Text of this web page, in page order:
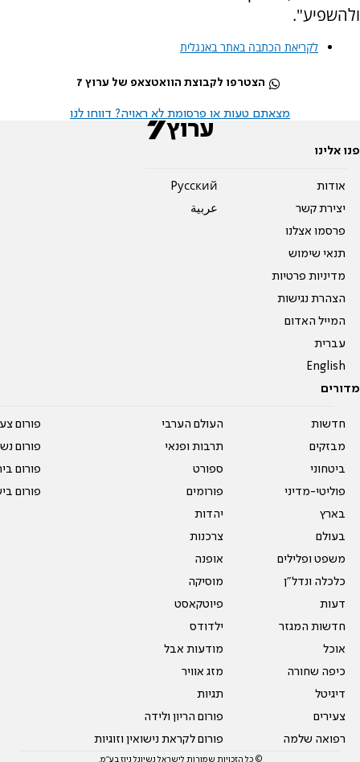
ולהשפיע".
לקריאת הכתבה באתר באנגלית
הצטרפו לקבוצת הוואטצאפ של ערוץ 7
מצאתם טעות או פרסומת לא ראויה? דווחו לנו
פנו אלינו
אודות
יצירת קשר
פרסמו אצלנו
תנאי שימוש
מדיניות פרטיות
הצהרת נגישות
המייל האדום
עברית
English
Pусский
عربية
מדורים
חדשות
מבזקים
ביטחוני
פוליטי-מדיני
בארץ
בעולם
משפט ופלילים
כלכלה ונדל"ן
דעות
חדשות המגזר
אוכל
כיפה שחורה
דיגיטל
צעירים
רפואה שלמה
העולם הערבי
תרבות ופנאי
ספורט
פורומים
יהדות
צרכנות
אופנה
מוסיקה
פיוטקאסט
ילדודס
מודעות אבל
מזג אוויר
תגיות
פורום הריון ולידה
פורום לקראת נישואין וזוגיות
פורום
פורום
פורום
פורום
© כל הזכויות שמורות לישראל נשיונל ניוז בע"מ.